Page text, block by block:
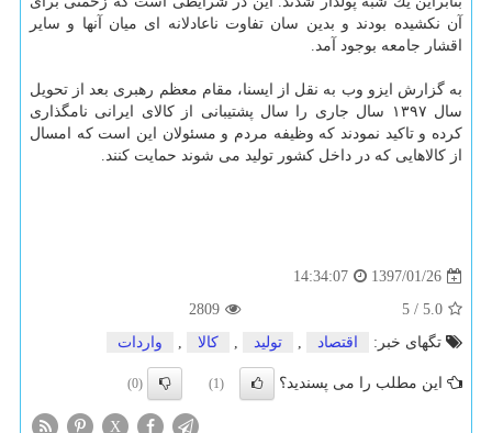
آن نكشیده بودند و بدین سان تفاوت ناعادلانه ای میان آنها و سایر
اقشار جامعه بوجود آمد.
به گزارش ایزو وب به نقل از ایسنا، مقام معظم رهبری بعد از تحویل
سال ۱۳۹۷ سال جاری را سال پشتیبانی از كالای ایرانی نامگذاری
كرده و تاكید نمودند كه وظیفه مردم و مسئولان این است كه امسال
از كالاهایی كه در داخل كشور تولید می شوند حمایت كنند.
1397/01/26
14:34:07
5.0
/
5
2809
تگهای خبر:
اقتصاد , تولید , كالا , واردات
این مطلب را می پسندید؟ (1)
(0)
X